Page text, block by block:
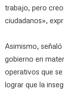
trabajo, pero
ciudadanos»,
Asimismo,
gobierno en
operativos que
lograr que la